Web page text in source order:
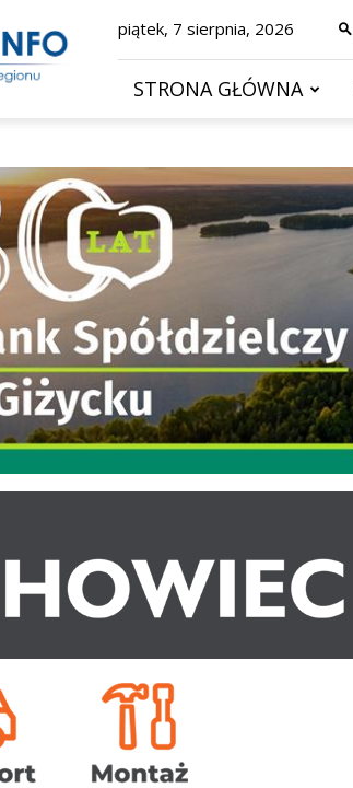
piątek, 7 sierpnia, 2026
STRONA GŁÓWNA